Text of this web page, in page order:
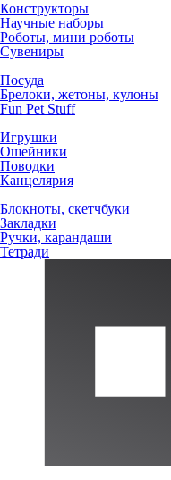
Конструкторы
Научные наборы
Роботы, мини роботы
Сувениры
Посуда
Брелоки, жетоны, кулоны
Fun Pet Stuff
Игрушки
Ошейники
Поводки
Канцелярия
Блокноты, скетчбуки
Закладки
Ручки, карандаши
Тетради